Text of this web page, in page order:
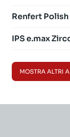
Renfert
IPS e.max
MOSTRA ALTRI